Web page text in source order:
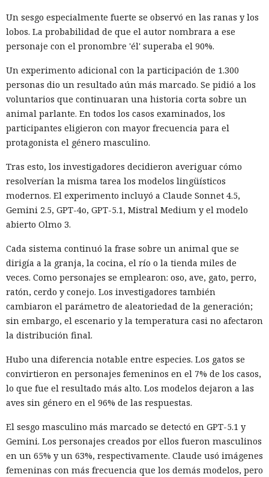
Un sesgo especialmente fuerte se observó en las ranas y los
lobos. La probabilidad de que el autor nombrara a ese
personaje con el pronombre 'él' superaba el 90%.
Un experimento adicional con la participación de 1.300
personas dio un resultado aún más marcado. Se pidió a los
voluntarios que continuaran una historia corta sobre un
animal parlante. En todos los casos examinados, los
participantes eligieron con mayor frecuencia para el
protagonista el género masculino.
Tras esto, los investigadores decidieron averiguar cómo
resolverían la misma tarea los modelos lingüísticos
modernos. El experimento incluyó a Claude Sonnet 4.5,
Gemini 2.5, GPT-4o, GPT-5.1, Mistral Medium y el modelo
abierto Olmo 3.
Cada sistema continuó la frase sobre un animal que se
dirigía a la granja, la cocina, el río o la tienda miles de
veces. Como personajes se emplearon: oso, ave, gato, perro,
ratón, cerdo y conejo. Los investigadores también
cambiaron el parámetro de aleatoriedad de la generación;
sin embargo, el escenario y la temperatura casi no afectaron
la distribución final.
Hubo una diferencia notable entre especies. Los gatos se
convirtieron en personajes femeninos en el 7% de los casos,
lo que fue el resultado más alto. Los modelos dejaron a las
aves sin género en el 96% de las respuestas.
El sesgo masculino más marcado se detectó en GPT-5.1 y
Gemini. Los personajes creados por ellos fueron masculinos
en un 65% y un 63%, respectivamente. Claude usó imágenes
femeninas con más frecuencia que los demás modelos, pero